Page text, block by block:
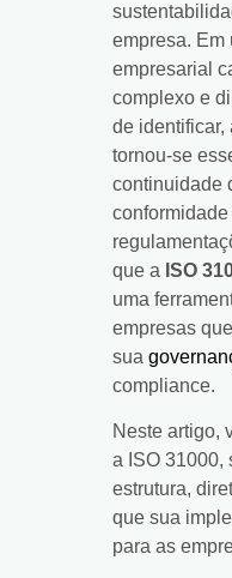
empresa. Em
empresarial
complexo e
de identificar,
tornou-se
continuidade
que a ISO
uma
empresas
sua
compliance.
Neste artigo,
a ISO 31000,
estrutura,
que sua
para as